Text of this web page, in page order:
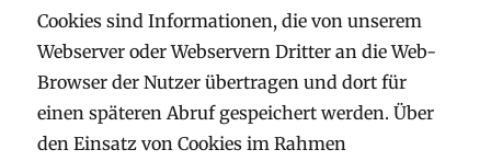
Cookies sind Informationen, die von unserem
Webserver oder Webservern Dritter an die Web-
Browser der Nutzer übertragen und dort für
einen späteren Abruf gespeichert werden. Über
den Einsatz von Cookies im Rahmen